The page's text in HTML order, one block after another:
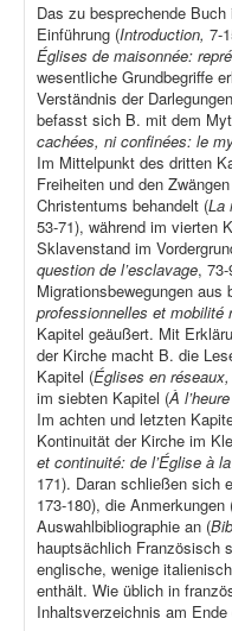
Das zu besprechende
Einführung (Introduction, 7-
Églises de maisonnée:
wesentliche Grundbegriffe
Verständnis der
befasst sich B. mit dem
cachées, ni confinées: le
Im Mittelpunkt des dritten
Freiheiten und den
Christentums behandelt (La
53-71), während im vierten
Sklavenstand im
question de l’esclavage,
Migrationsbewegungen aus
professionnelles et mobilité
Kapitel geäußert. Mit
der Kirche macht B. die
Kapitel (Églises en
im siebten Kapitel (À
Im achten und letzten
Kontinuität der Kirche im
et continuité: de l’Église à
171). Daran schließen sich
173-180), die Anmerkungen
Auswahlbibliographie an (
hauptsächlich Französisch
englische, wenige
enthält. Wie üblich in
Inhaltsverzeichnis am